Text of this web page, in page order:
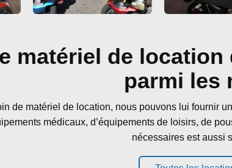
matériel de
parmi les
de matériel de location, nous pouvons lui fournir
médicaux, d’équipements de loisirs, de
nécessaires est aussi